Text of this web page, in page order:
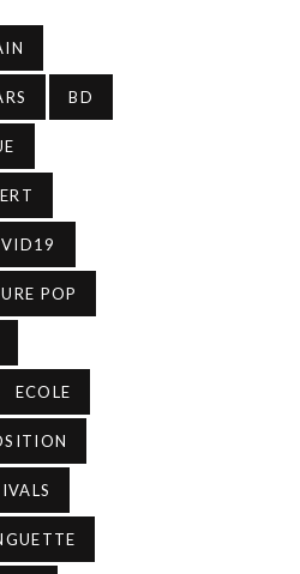
BD
POP
ECOLE